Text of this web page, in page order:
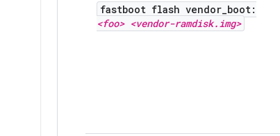
fastboot flash vendor_boot:
<foo> <vendor-ramdisk.img>